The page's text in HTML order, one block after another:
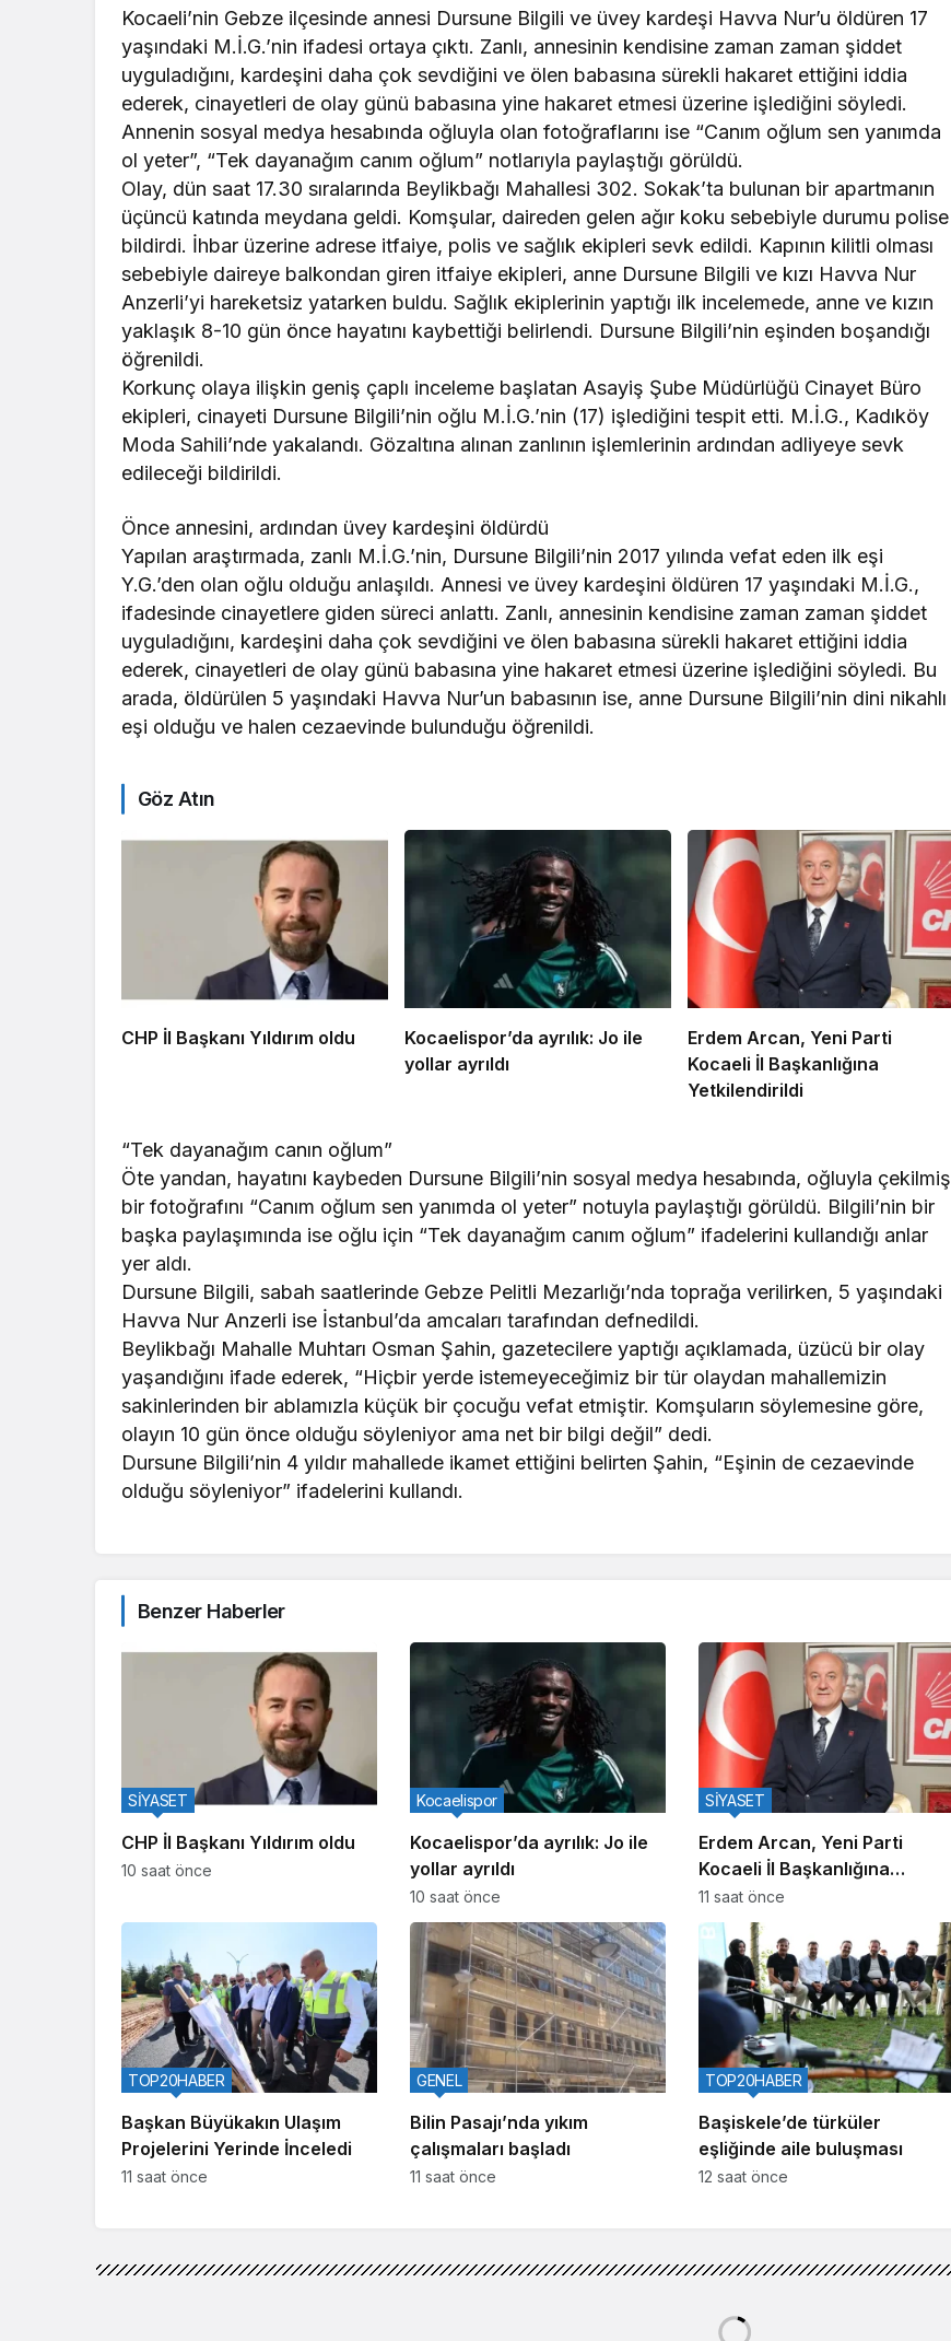
Kocaeli’nin Gebze ilçesinde annesi Dursune Bilgili ve üvey kardeşi Havva Nur’u öldüren 17
yaşındaki M.İ.G.’nin ifadesi ortaya çıktı. Zanlı, annesinin kendisine zaman zaman şiddet
uyguladığını, kardeşini daha çok sevdiğini ve ölen babasına sürekli hakaret ettiğini iddia
ederek, cinayetleri de olay günü babasına yine hakaret etmesi üzerine işlediğini söyledi.
Annenin sosyal medya hesabında oğluyla olan fotoğraflarını ise “Canım oğlum sen yanımda
ol yeter”, “Tek dayanağım canım oğlum” notlarıyla paylaştığı görüldü.
Olay, dün saat 17.30 sıralarında Beylikbağı Mahallesi 302. Sokak’ta bulunan bir apartmanın
üçüncü katında meydana geldi. Komşular, daireden gelen ağır koku sebebiyle durumu polise
bildirdi. İhbar üzerine adrese itfaiye, polis ve sağlık ekipleri sevk edildi. Kapının kilitli olması
sebebiyle daireye balkondan giren itfaiye ekipleri, anne Dursune Bilgili ve kızı Havva Nur
Anzerli’yi hareketsiz yatarken buldu. Sağlık ekiplerinin yaptığı ilk incelemede, anne ve kızın
yaklaşık 8-10 gün önce hayatını kaybettiği belirlendi. Dursune Bilgili’nin eşinden boşandığı
öğrenildi.
Korkunç olaya ilişkin geniş çaplı inceleme başlatan Asayiş Şube Müdürlüğü Cinayet Büro
ekipleri, cinayeti Dursune Bilgili’nin oğlu M.İ.G.’nin (17) işlediğini tespit etti. M.İ.G., Kadıköy
Moda Sahili’nde yakalandı. Gözaltına alınan zanlının işlemlerinin ardından adliyeye sevk
edileceği bildirildi.
Önce annesini, ardından üvey kardeşini öldürdü
Yapılan araştırmada, zanlı M.İ.G.’nin, Dursune Bilgili’nin 2017 yılında vefat eden ilk eşi
Y.G.’den olan oğlu olduğu anlaşıldı. Annesi ve üvey kardeşini öldüren 17 yaşındaki M.İ.G.,
ifadesinde cinayetlere giden süreci anlattı. Zanlı, annesinin kendisine zaman zaman şiddet
uyguladığını, kardeşini daha çok sevdiğini ve ölen babasına sürekli hakaret ettiğini iddia
ederek, cinayetleri de olay günü babasına yine hakaret etmesi üzerine işlediğini söyledi. Bu
arada, öldürülen 5 yaşındaki Havva Nur’un babasının ise, anne Dursune Bilgili’nin dini nikahlı
eşi olduğu ve halen cezaevinde bulunduğu öğrenildi.
Göz Atın
CHP İl Başkanı Yıldırım oldu
Kocaelispor’da ayrılık: Jo ile
yollar ayrıldı
Erdem Arcan, Yeni Parti
Kocaeli İl Başkanlığına
Yetkilendirildi
“Tek dayanağım canın oğlum”
Öte yandan, hayatını kaybeden Dursune Bilgili’nin sosyal medya hesabında, oğluyla çekilmiş
bir fotoğrafını “Canım oğlum sen yanımda ol yeter” notuyla paylaştığı görüldü. Bilgili’nin bir
başka paylaşımında ise oğlu için “Tek dayanağım canım oğlum” ifadelerini kullandığı anlar
yer aldı.
Dursune Bilgili, sabah saatlerinde Gebze Pelitli Mezarlığı’nda toprağa verilirken, 5 yaşındaki
Havva Nur Anzerli ise İstanbul’da amcaları tarafından defnedildi.
Beylikbağı Mahalle Muhtarı Osman Şahin, gazetecilere yaptığı açıklamada, üzücü bir olay
yaşandığını ifade ederek, “Hiçbir yerde istemeyeceğimiz bir tür olaydan mahallemizin
sakinlerinden bir ablamızla küçük bir çocuğu vefat etmiştir. Komşuların söylemesine göre,
olayın 10 gün önce olduğu söyleniyor ama net bir bilgi değil” dedi.
Dursune Bilgili’nin 4 yıldır mahallede ikamet ettiğini belirten Şahin, “Eşinin de cezaevinde
olduğu söyleniyor” ifadelerini kullandı.
Benzer Haberler
CHP İl Başkanı Yıldırım oldu
SİYASET
10 saat önce
Kocaelispor’da ayrılık: Jo ile
yollar ayrıldı
Kocaelispor
10 saat önce
Erdem Arcan, Yeni Parti
Kocaeli İl Başkanlığına
Yetkilendirildi
SİYASET
11 saat önce
Başkan Büyükakın Ulaşım
Projelerini Yerinde İnceledi
TOP20HABER
11 saat önce
Bilin Pasajı’nda yıkım
çalışmaları başladı
GENEL
11 saat önce
Başiskele’de türküler
eşliğinde aile buluşması
TOP20HABER
12 saat önce